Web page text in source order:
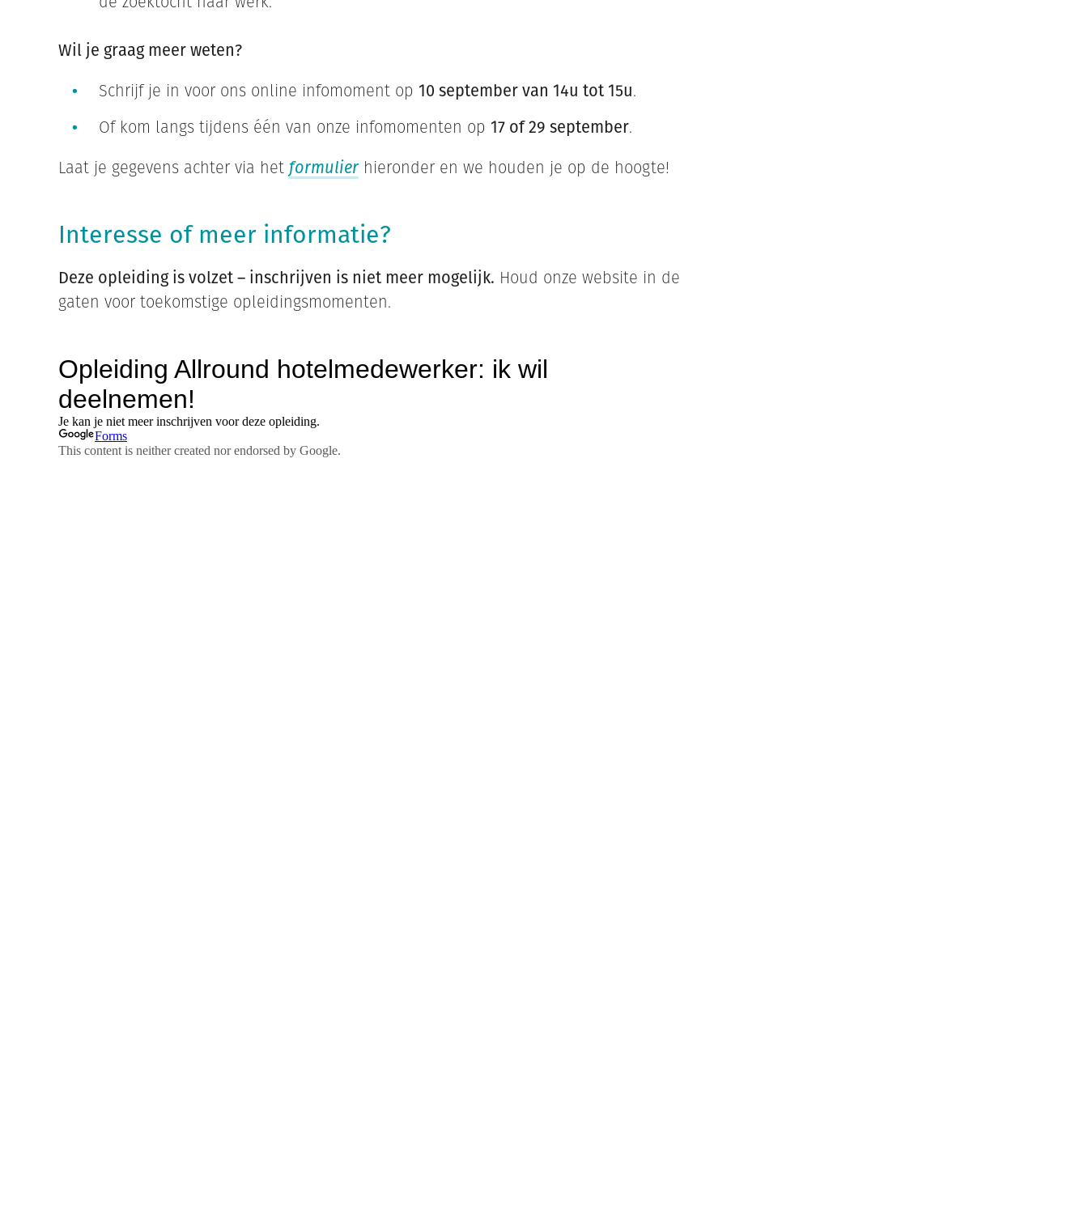
Wil je graag meer weten?
Schrijf je in voor ons online infomoment op 10 september van 14u tot 15u.
Of kom langs tijdens één van onze infomomenten op 17 of 29 september.
Laat je gegevens achter via het formulier hieronder en we houden je op de hoogte!
Interesse of meer informatie?
Deze opleiding is volzet – inschrijven is niet meer mogelijk. Houd onze website in de
gaten voor toekomstige opleidingsmomenten.